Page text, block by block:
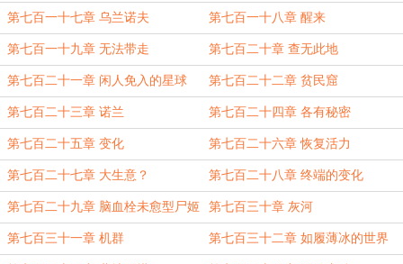
第七百一十七章 乌兰诺夫 第七百一十八章 醒来
第七百一十九章 无法带走 第七百二十章 查无此地
第七百二十一章 闲人免入的星球 第七百二十二章 贫民窟
第七百二十三章 诺兰 第七百二十四章 各有秘密
第七百二十五章 变化 第七百二十六章 恢复活力
第七百二十七章 大生意？ 第七百二十八章 终端的变化
第七百二十九章 脑血栓未愈型尸姬 第七百三十章 灰河
第七百三十一章 机群 第七百三十二章 如履薄冰的世界